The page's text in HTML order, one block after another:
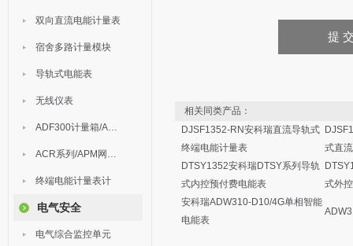
双向直流电能计量表
宿舍多路计量模块
导轨式电能表
无线仪表
ADF300计量箱/AEW无线计量
ACR系列/APM网络电力仪表
终端电能计量表计
电气安全
电气综合监控单元
相关同类产品：
DJSF1352-RN安科瑞直流导轨式
终端电能计量表
式直
DTSY1352安科瑞DTSY系列导轨
式内控预付费电能表
式外
安科瑞ADW310-D10/4G单相智能
电能表